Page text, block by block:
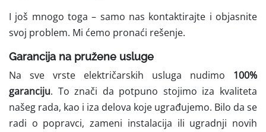
I još mnogo toga – samo nas kontaktirajte i objasnite
svoj problem. Mi ćemo pronaći rešenje.
Garancija na pružene usluge
Na sve vrste električarskih usluga nudimo 100%
garanciju. To znači da potpuno stojimo iza kvaliteta
našeg rada, kao i iza delova koje ugrađujemo. Bilo da se
radi o popravci, zameni instalacija ili ugradnji novih